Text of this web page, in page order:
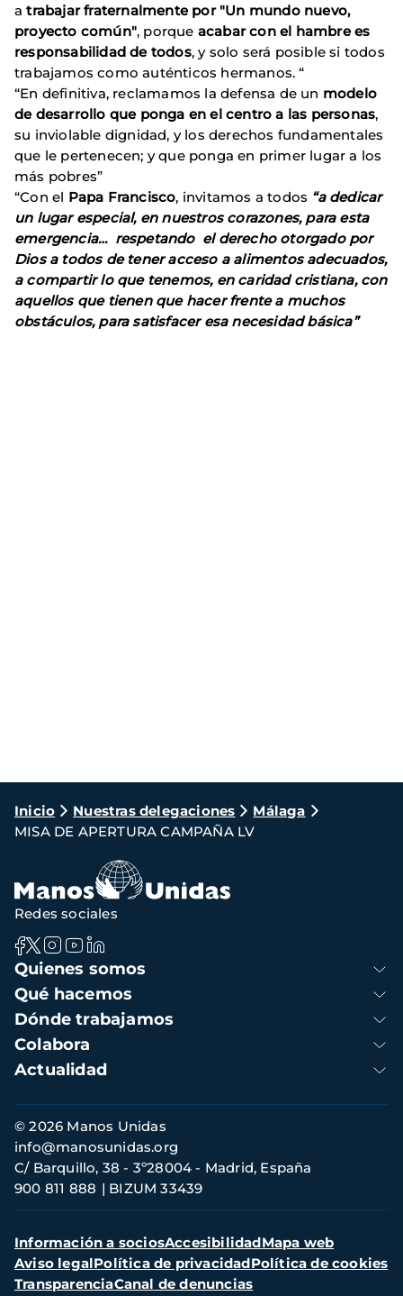
atrabajar fraternalmente por "Un mundo nuevo,
proyecto común", porque acabar con el hambre es
responsabilidad de todos, y solo será posible si todos
trabajamos como auténticos hermanos. “
“En definitiva, reclamamos la defensa de un modelo
de desarrollo que ponga en el centro a las personas,
su inviolable dignidad, y los derechos fundamentales
que le pertenecen; y que ponga en primer lugar a los
más pobres”
“Con el Papa Francisco, invitamos a todos “a dedicar
un lugar especial, en nuestros corazones, para esta
emergencia… respetando el derecho otorgado por
Dios a todos de tener acceso a alimentos adecuados,
a compartir lo que tenemos, en caridad cristiana, con
aquellos que tienen que hacer frente a muchos
obstáculos, para satisfacer esa necesidad básica”
Ruta
de
navegación
Inicio Nuestras delegaciones
Málaga
MISA DE APERTURA CAMPAÑA LV
Navegación
principal
Quienes somos
Qué hacemos
Dónde trabajamos
Colabora
Actualidad
Redes sociales
Información
de
contacto
© 2026 Manos Unidas
C/ Barquillo, 38 - 3º28004 - Madrid, España
900 811 888
BIZUM 33439
info@manosunidas.org
Menú
secundario
Información a sociosAccesibilidadMapa web
Aviso legalPolítica de privacidadPolítica de cookies
TransparenciaCanal de denuncias